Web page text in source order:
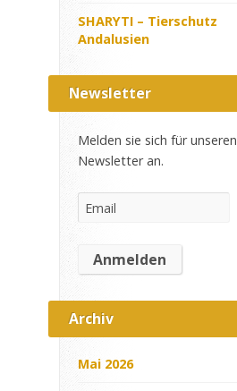
SHARYTI – Tierschutz
Andalusien
Newsletter
Melden sie sich für unseren
Newsletter an.
Archiv
Mai 2026